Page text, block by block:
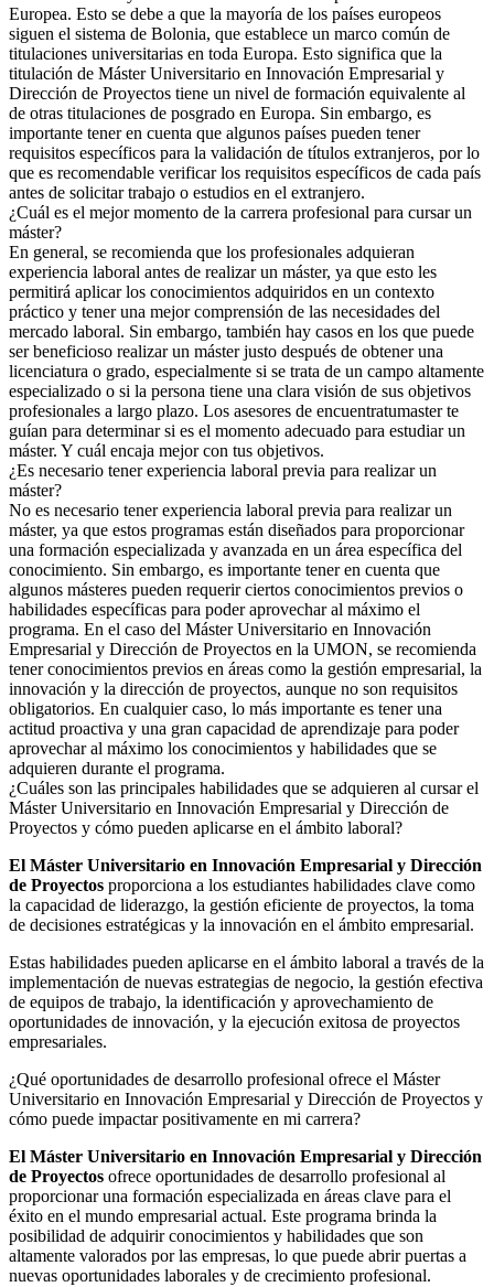
Europea. Esto se debe a que la mayoría de los países europeos
siguen el sistema de Bolonia, que establece un marco común de
titulaciones universitarias en toda Europa. Esto significa que la
titulación de Máster Universitario en Innovación Empresarial y
Dirección de Proyectos tiene un nivel de formación equivalente al
de otras titulaciones de posgrado en Europa. Sin embargo, es
importante tener en cuenta que algunos países pueden tener
requisitos específicos para la validación de títulos extranjeros, por lo
que es recomendable verificar los requisitos específicos de cada país
antes de solicitar trabajo o estudios en el extranjero.
¿Cuál es el mejor momento de la carrera profesional para cursar un
máster?
En general, se recomienda que los profesionales adquieran
experiencia laboral antes de realizar un máster, ya que esto les
permitirá aplicar los conocimientos adquiridos en un contexto
práctico y tener una mejor comprensión de las necesidades del
mercado laboral. Sin embargo, también hay casos en los que puede
ser beneficioso realizar un máster justo después de obtener una
licenciatura o grado, especialmente si se trata de un campo altamente
especializado o si la persona tiene una clara visión de sus objetivos
profesionales a largo plazo. Los asesores de encuentratumaster te
guían para determinar si es el momento adecuado para estudiar un
máster. Y cuál encaja mejor con tus objetivos.
¿Es necesario tener experiencia laboral previa para realizar un
máster?
No es necesario tener experiencia laboral previa para realizar un
máster, ya que estos programas están diseñados para proporcionar
una formación especializada y avanzada en un área específica del
conocimiento. Sin embargo, es importante tener en cuenta que
algunos másteres pueden requerir ciertos conocimientos previos o
habilidades específicas para poder aprovechar al máximo el
programa. En el caso del Máster Universitario en Innovación
Empresarial y Dirección de Proyectos en la UMON, se recomienda
tener conocimientos previos en áreas como la gestión empresarial, la
innovación y la dirección de proyectos, aunque no son requisitos
obligatorios. En cualquier caso, lo más importante es tener una
actitud proactiva y una gran capacidad de aprendizaje para poder
aprovechar al máximo los conocimientos y habilidades que se
adquieren durante el programa.
¿Cuáles son las principales habilidades que se adquieren al cursar el
Máster Universitario en Innovación Empresarial y Dirección de
Proyectos y cómo pueden aplicarse en el ámbito laboral?
El Máster Universitario en Innovación Empresarial y Dirección
de Proyectos proporciona a los estudiantes habilidades clave como
la capacidad de liderazgo, la gestión eficiente de proyectos, la toma
de decisiones estratégicas y la innovación en el ámbito empresarial.
Estas habilidades pueden aplicarse en el ámbito laboral a través de la
implementación de nuevas estrategias de negocio, la gestión efectiva
de equipos de trabajo, la identificación y aprovechamiento de
oportunidades de innovación, y la ejecución exitosa de proyectos
empresariales.
¿Qué oportunidades de desarrollo profesional ofrece el Máster
Universitario en Innovación Empresarial y Dirección de Proyectos y
cómo puede impactar positivamente en mi carrera?
El Máster Universitario en Innovación Empresarial y Dirección
de Proyectos ofrece oportunidades de desarrollo profesional al
proporcionar una formación especializada en áreas clave para el
éxito en el mundo empresarial actual. Este programa brinda la
posibilidad de adquirir conocimientos y habilidades que son
altamente valorados por las empresas, lo que puede abrir puertas a
nuevas oportunidades laborales y de crecimiento profesional.